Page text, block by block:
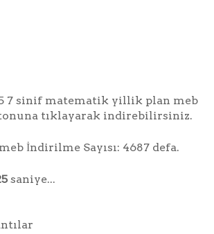
7 sinif matematik yillik plan meb
tıklayarak indirebilirsiniz.
İndirilme Sayısı: 4687 defa.
saniye...